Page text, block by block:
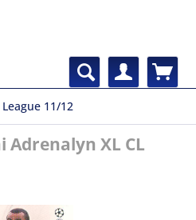
11/12
Adrenalyn XL CL